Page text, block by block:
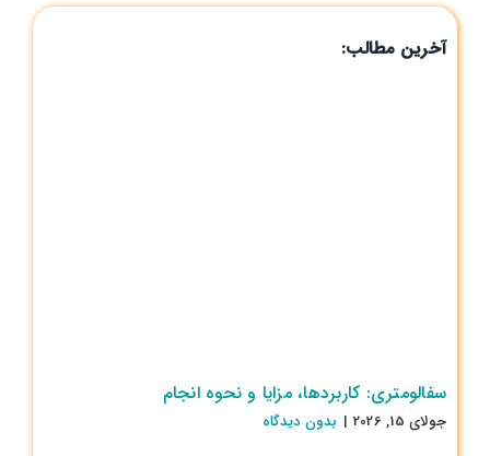
آخرین مطالب:
سفالومتری: کاربردها، مزایا و نحوه انجام
جولای 15, 2026 | بدون ديدگاه